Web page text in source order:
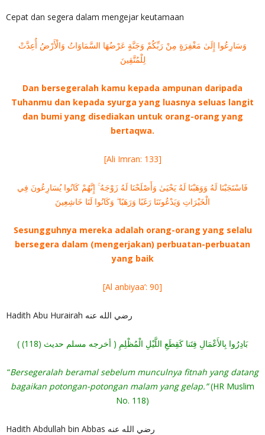
Cepat dan segera dalam mengejar keutamaan
وَسَارِعُوا إِلَىٰ مَغْفِرَةٍ مِنْ رَبِّكُمْ وَجَنَّةٍ عَرْضُهَا السَّمَاوَاتُ وَالْأَرْضُ أُعِدَّتْ
لِلْمُتَّقِينَ
Dan bersegeralah kamu kepada ampunan daripada
Tuhanmu dan kepada syurga yang luasnya seluas langit
dan bumi yang disediakan untuk orang-orang yang
bertaqwa.
[Ali Imran: 133]
فَاسْتَجَبْنَا لَهُ وَوَهَبْنَا لَهُ يَحْيَىٰ وَأَصْلَحْنَا لَهُ زَوْجَهُ ۚ إِنَّهُمْ كَانُوا يُسَارِعُونَ فِي
الْخَيْرَاتِ وَيَدْعُونَنَا رَغَبًا وَرَهَبًا ۖ وَكَانُوا لَنَا خَاشِعِينَ
Sesungguhnya mereka adalah orang-orang yang selalu
bersegera dalam (mengerjakan) perbuatan-perbuatan
yang baik
[Al anbiyaa’: 90]
Hadith Abu Hurairah رضي الله عنه
بَادِرُوا بِالأَعْمَالِ فِتَنا كَقِطَعِ اللَّيْلِ الْمُظْلِمِ ( أخرجه مسلم حديث (118) )
“Bersegeralah beramal sebelum munculnya fitnah yang datang
bagaikan potongan-potongan malam yang gelap.”(HR Muslim
No. 118)
Hadith Abdullah bin Abbas رضي الله عنه